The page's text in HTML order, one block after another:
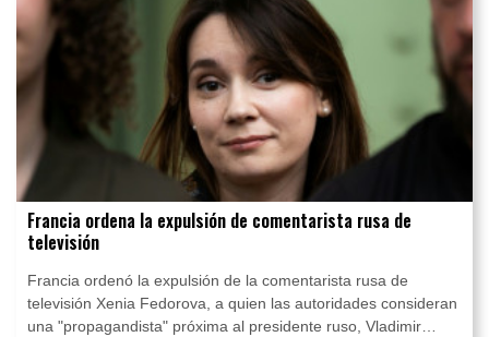
Francia ordena la expulsión de comentarista rusa de
televisión
Francia ordenó la expulsión de la comentarista rusa de
televisión Xenia Fedorova, a quien las autoridades consideran
una "propagandista" próxima al presidente ruso, Vladimir